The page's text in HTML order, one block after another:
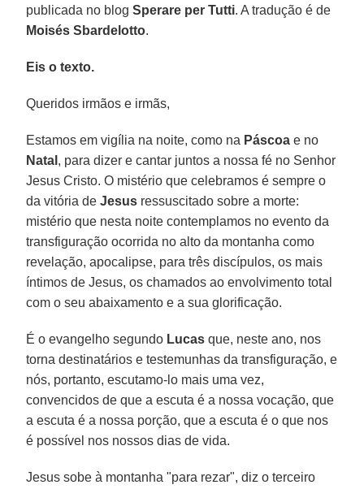
publicada no blogSperare per Tutti. A tradução é de
Moisés Sbardelotto.
Eis o texto.
Queridos irmãos e irmãs,
Estamos em vigília na noite, como na Páscoa e no
Natal , para dizer e cantar juntos a nossa fé no Senhor
Jesus Cristo. O mistério que celebramos é sempre o
da vitória deJesus ressuscitado sobre a morte:
mistério que nesta noite contemplamos no evento da
transfiguração ocorrida no alto da montanha como
revelação, apocalipse, para três discípulos, os mais
íntimos de Jesus, os chamados ao envolvimento total
com o seu abaixamento e a sua glorificação.
É o evangelho segundo Lucas que, neste ano, nos
torna destinatários e testemunhas da transfiguração, e
nós, portanto, escutamo-lo mais uma vez,
convencidos de que a escuta é a nossa vocação, que
a escuta é a nossa porção, que a escuta é o que nos
é possível nos nossos dias de vida.
Jesus sobe à montanha "para rezar", diz o terceiro